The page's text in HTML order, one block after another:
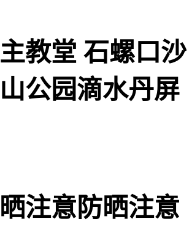
教堂 ️石螺口沙
公园️滴水丹屏
注意防晒注意